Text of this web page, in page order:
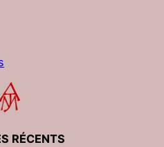
RÉCENTS